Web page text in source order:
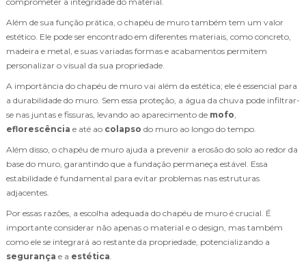
Além de sua função prática, o chapéu de muro também tem um valor
estético. Ele pode ser encontrado em diferentes materiais, como concreto,
madeira e metal, e suas variadas formas e acabamentos permitem
personalizar o visual da sua propriedade.
A importância do chapéu de muro vai além da estética; ele é essencial para
a durabilidade do muro. Sem essa proteção, a água da chuva pode infiltrar-
se nas juntas e fissuras, levando ao aparecimento de mofo
eflorescência e até ao colapso do muro ao longo do tempo.
Além disso, o chapéu de muro ajuda a prevenir a erosão do solo ao redor da
base do muro, garantindo que a fundação permaneça estável. Essa
estabilidade é fundamental para evitar problemas nas estruturas
adjacentes.
Por essas razões, a escolha adequada do chapéu de muro é crucial. É
importante considerar não apenas o material e o design, mas também
como ele se integrará ao restante da propriedade, potencializando a
segurança e a estética